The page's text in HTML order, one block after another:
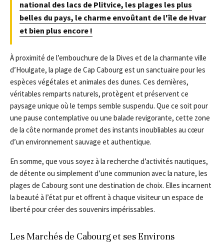
national des lacs de Plitvice, les plages les plus
belles du pays, le charme envoûtant de l'île de Hvar
et bien plus encore !
À proximité de l’embouchure de la Dives et de la charmante ville
d’Houlgate, la plage de Cap Cabourg est un sanctuaire pour les
espèces végétales et animales des dunes. Ces dernières,
véritables remparts naturels, protègent et préservent ce
paysage unique où le temps semble suspendu. Que ce soit pour
une pause contemplative ou une balade revigorante, cette zone
de la côte normande promet des instants inoubliables au cœur
d’un environnement sauvage et authentique.
En somme, que vous soyez à la recherche d’activités nautiques,
de détente ou simplement d’une communion avec la nature, les
plages de Cabourg sont une destination de choix. Elles incarnent
la beauté à l’état pur et offrent à chaque visiteur un espace de
liberté pour créer des souvenirs impérissables.
Les Marchés de Cabourg et ses Environs